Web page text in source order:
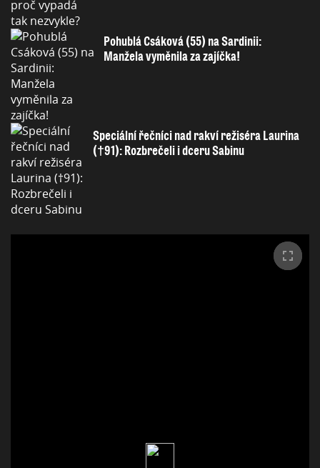
Pohublá Csáková (55) na Sardinii:
Manžela vyměnila za zajíčka!
Speciální řečníci nad rakví režiséra Laurina
(†91): Rozbrečeli i dceru Sabinu